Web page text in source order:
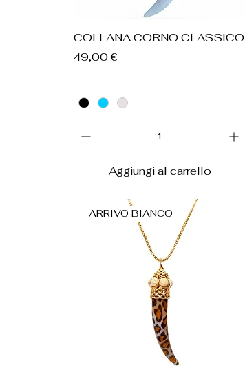
Vista rapida
COLLANA CORNO CLASSICO
Prezzo
49,00 €
Aggiungi al carrello
ARRIVO BIANCO